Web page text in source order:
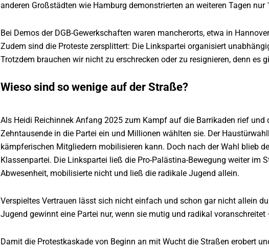
anderen Großstädten wie Hamburg demonstrierten an weiteren Tagen nur
Bei Demos der DGB-Gewerkschaften waren mancherorts, etwa in
Zudem sind die Proteste zersplittert: Die Linkspartei organisiert
Trotzdem brauchen wir nicht zu erschrecken oder zu resignieren, denn
Wieso sind so wenige auf der Straße?
Als Heidi Reichinnek Anfang 2025 zum Kampf auf die Barrikaden rief
Zehntausende in die Partei ein und Millionen wählten sie. Der
kämpferischen Mitgliedern mobilisieren kann. Doch nach der Wahl blieb
Klassenpartei. Die Linkspartei ließ die Pro-Palästina-Bewegung weiter im
Abwesenheit, mobilisierte nicht und ließ die radikale Jugend allein.
Verspieltes Vertrauen lässt sich nicht einfach und schon gar nicht allein
Jugend gewinnt eine Partei nur, wenn sie mutig und radikal
Damit die Protestkaskade von Beginn an mit Wucht die Straßen erobert